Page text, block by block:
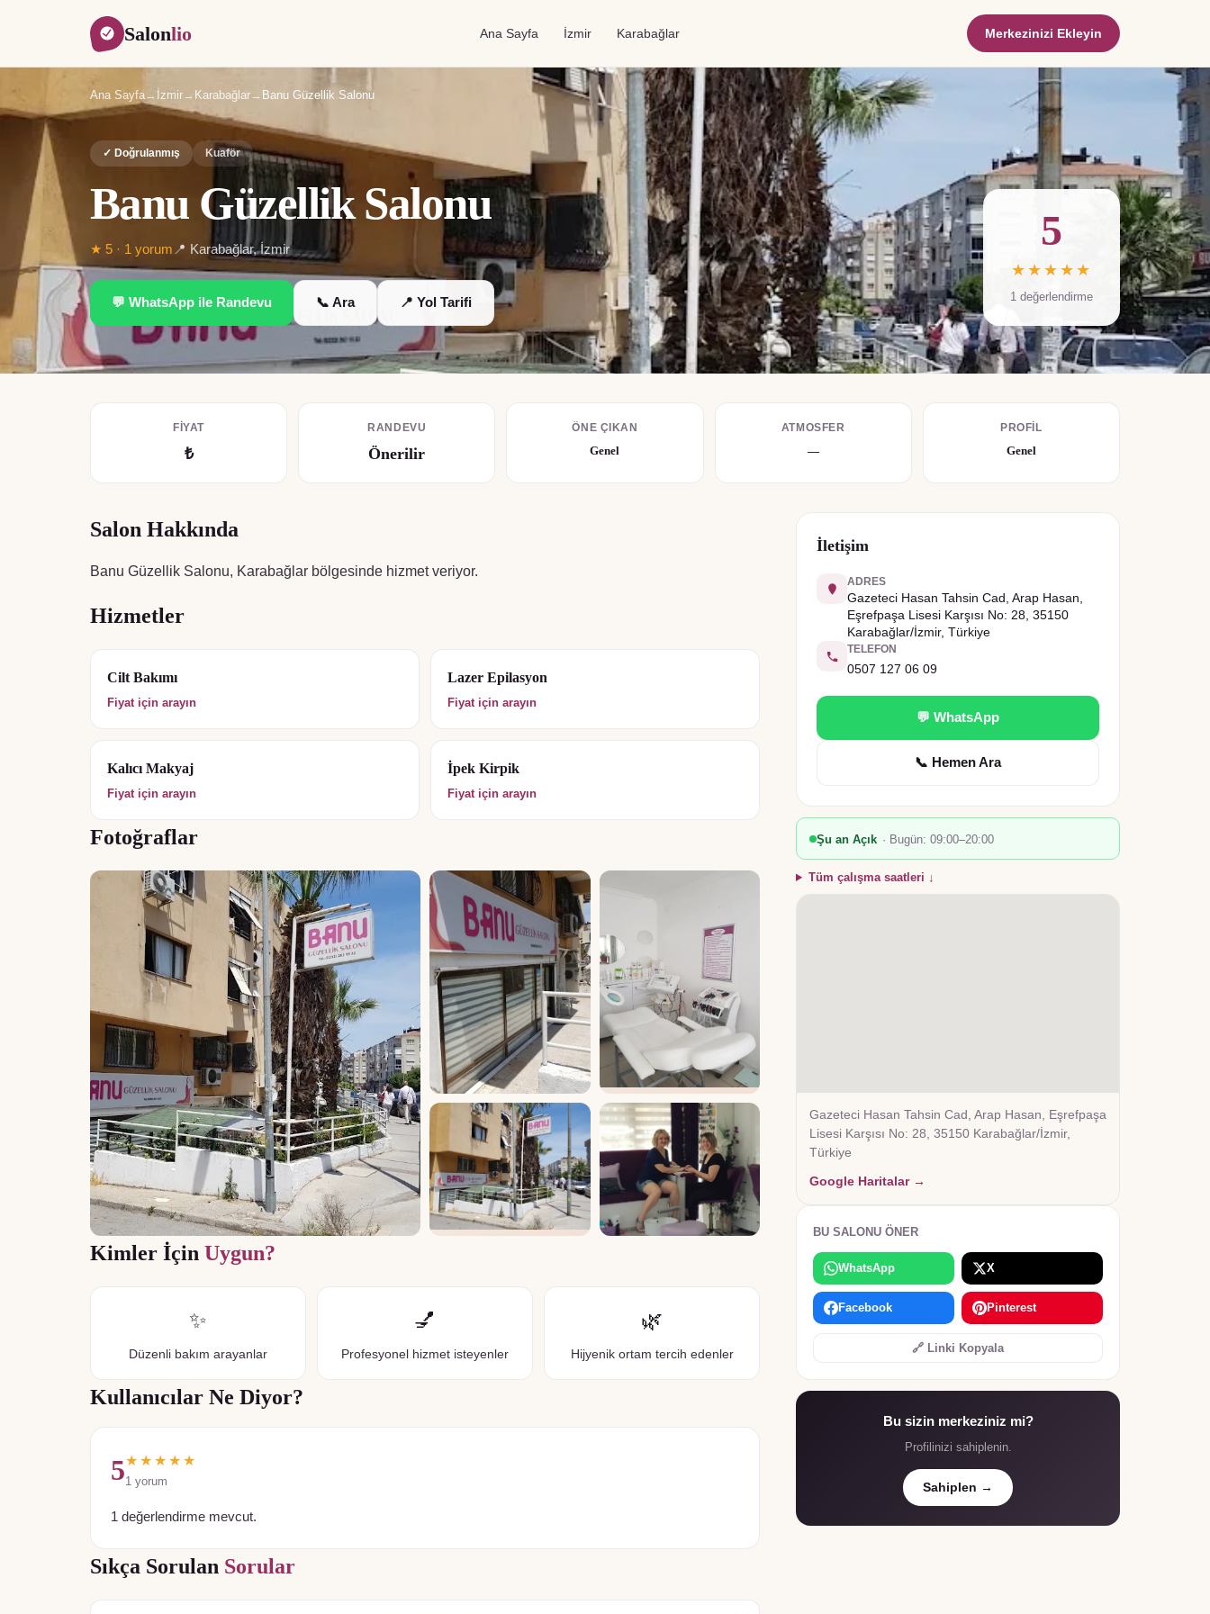
Salonlio Ana Sayfa İzmir Karabağlar Merkezinizi Ekleyin
Ana Sayfa→ İzmir→ Karabağlar → Banu Güzellik Salonu
✓ Doğrulanmış Kuaför
Banu Güzellik Salonu
★ 5 · 1 yorum 📍 Karabağlar,İzmir
💬 WhatsApp ile Randevu 📞 Ara 📍 Yol Tarifi
5
★★★★★
1 değerlendirme
FIYAT
₺
RANDEVU
Önerilir
ÖNE ÇIKAN
Genel
ATMOSFER
—
PROFIL
Genel
Salon Hakkında
Banu Güzellik Salonu, Karabağlar bölgesinde hizmet veriyor.
Hizmetler
Cilt Bakımı
Fiyat için arayın
Lazer Epilasyon
Fiyat için arayın
Kalıcı Makyaj
Fiyat için arayın
İpek Kirpik
Fiyat için arayın
Fotoğraflar
Kimler İçin Uygun?
✨
Düzenli bakım arayanlar
💅
Profesyonel hizmet isteyenler
🌿
Hijyenik ortam tercih edenler
Kullanıcılar Ne Diyor?
5★★★★★
1 yorum
1 değerlendirme mevcut.
Sıkça Sorulan Sorular
İletişim
ADRES
Gazeteci Hasan Tahsin Cad, Arap Hasan,
Eşrefpaşa Lisesi Karşısı No: 28, 35150
Karabağlar/İzmir, Türkiye
TELEFON
0507 127 06 09
💬 WhatsApp
📞 Hemen Ara
Şu an Açık · Bugün: 09:00–20:00
Tüm çalışma saatleri ↓
Gazeteci Hasan Tahsin Cad, Arap Hasan, Eşrefpaşa
Lisesi Karşısı No: 28, 35150 Karabağlar/İzmir,
Türkiye
Google Haritalar →
BU SALONU ÖNER
WhatsApp X
Facebook Pinterest
🔗 Linki Kopyala
Bu sizin merkeziniz mi?
Profilinizi sahiplenin.
Sahiplen →